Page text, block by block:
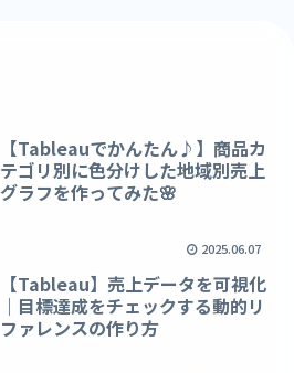
【Tableauでかんたん♪】商品カ
テゴリ別に色分けした地域別売上
グラフを作ってみた🌸
2025.06.07
【Tableau】売上データを可視化
｜目標達成をチェックする動的リ
ファレンスの作り方